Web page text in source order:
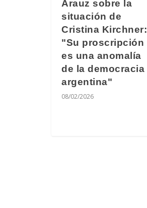
Arauz sobre la
situación de
Cristina Kirchner:
"Su proscripción
es una anomalía
de la democracia
argentina"
08/02/2026